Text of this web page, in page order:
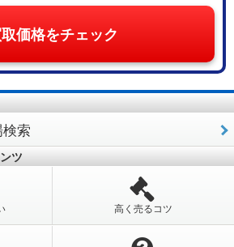
価格をチェック
索
ツ
高く売るコツ